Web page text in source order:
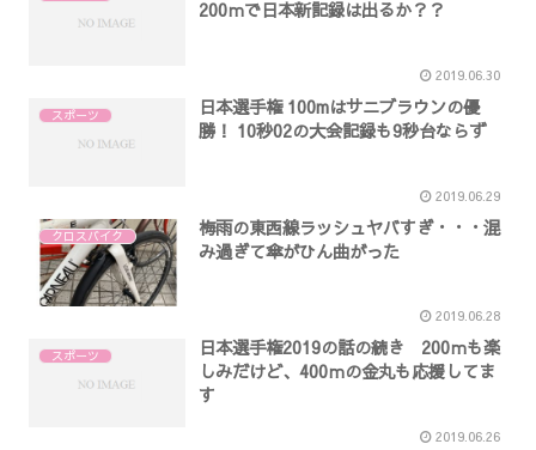
200ｍで日本新記録は出るか？？
2019.06.30
スポーツ
日本選手権 100mはサニブラウンの優
勝！ 10秒02の大会記録も9秒台ならず
2019.06.29
クロスバイク
梅雨の東西線ラッシュヤバすぎ・・・混
み過ぎて傘がひん曲がった
2019.06.28
スポーツ
日本選手権2019の話の続き 200ｍも楽
しみだけど、400ｍの金丸も応援してま
す
2019.06.26